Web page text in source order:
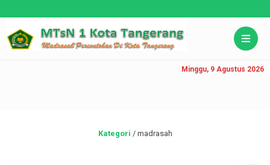
Minggu, 9 Agustus 2026
Kategori / madrasah